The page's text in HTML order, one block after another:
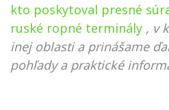
kto poskytoval presné
ruské ropné terminály , v
inej oblasti a prinášame
pohľady a praktické